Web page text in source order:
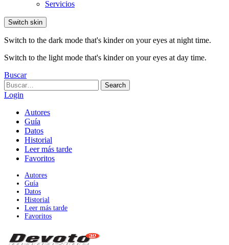
Servicios
Switch skin
Switch to the dark mode that's kinder on your eyes at night time.
Switch to the light mode that's kinder on your eyes at day time.
Buscar
Search
for:
Search
Login
Autores
Guía
Datos
Historial
Leer más tarde
Favoritos
Autores
Guía
Datos
Historial
Leer más tarde
Favoritos